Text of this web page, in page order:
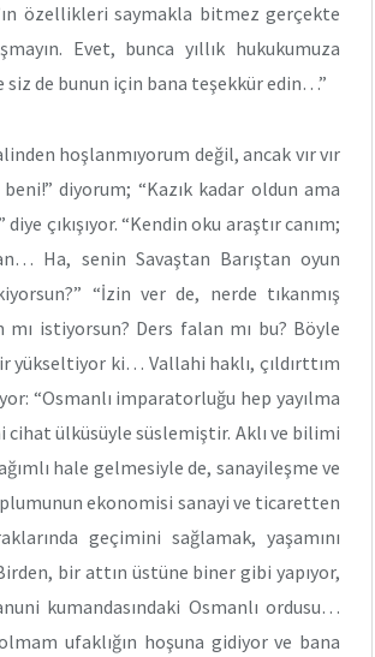
özellikleri saymakla bitmez gerçekte
Evet, bunca yıllık hukukumuza
siz de bunun için bana teşekkür edin…”
hoşlanmıyorum değil, ancak vır vır
diyorum; “Kazık kadar oldun ama
çıkışıyor. “Kendin oku araştır canım;
Ha, senin Savaştan Barıştan oyun
“İzin ver de, nerde tıkanmış
mı istiyorsun? Ders falan mı bu? Böyle
yükseltiyor ki… Vallahi haklı, çıldırttım
“Osmanlı imparatorluğu hep yayılma
ülküsüyle süslemiştir. Aklı ve bilimi
hale gelmesiyle de, sanayileşme ve
ekonomisi sanayi ve ticaretten
geçimini sağlamak, yaşamını
bir attın üstüne biner gibi yapıyor,
kumandasındaki Osmanlı ordusu…
ufaklığın hoşuna gidiyor ve bana